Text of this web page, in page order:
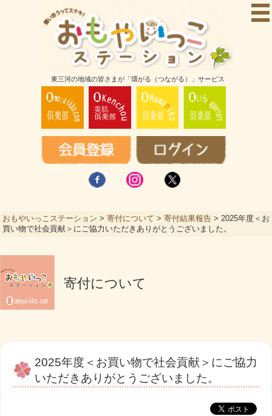
東三河の地域の皆さまが「環がる（つながる）」サービス
おもやいっこステーション > 寄付について > 寄付結果報告 > 2025年度＜お
買い物で社会貢献＞にご協力いただきありがとうございました。
寄付について
2025年度＜お買い物で社会貢献＞にご協力
いただきありがとうございました。